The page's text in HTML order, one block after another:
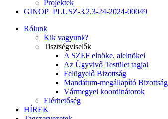
Projektek
GINOP_PLUSZ-3.2.3-24-2024-00049
Rólunk
Kik vagyunk?
Tisztségviselők
A SZEF elnöke, alelnökei
Az Ügyvivő Testület tagjai
Felügyelő Bizottság
Mandátum-megállapító Bizottság
Vármegyei koordinátorok
Elérhetőség
HÍREK